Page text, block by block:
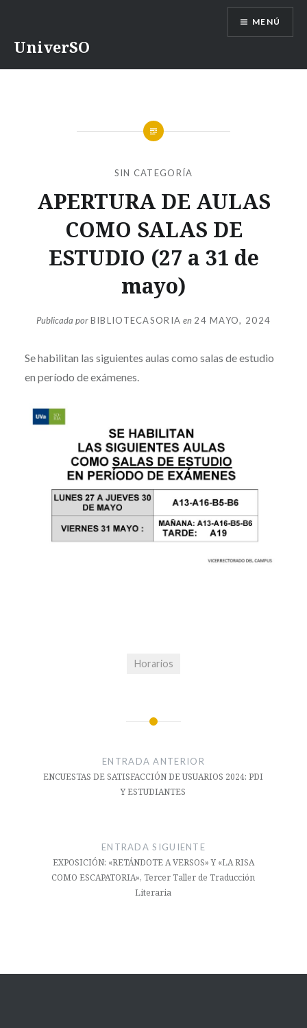
UniverSO
MENÚ
SIN CATEGORÍA
APERTURA DE AULAS
COMO SALAS DE
ESTUDIO (27 a 31 de
mayo)
Publicada porBIBLIOTECASORIA en 24 MAYO, 2024
Se habilitan las siguientes aulas como salas de estudio
en período de exámenes.
Horarios
entradas
ENTRADA ANTERIOR
ENCUESTAS DE SATISFACCIÓN DE USUARIOS 2024: PDI
Y ESTUDIANTES
ENTRADA SIGUIENTE
EXPOSICIÓN: «RETÁNDOTE A VERSOS» Y «LA RISA
COMO ESCAPATORIA», Tercer Taller de Traducción
Literaria